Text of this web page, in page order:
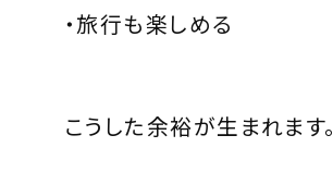
・旅行も楽しめる
こうした余裕が生まれます。